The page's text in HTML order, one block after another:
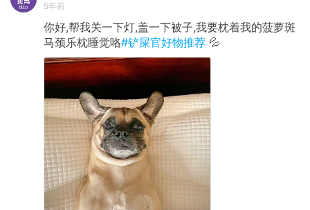
5年前
你好,帮我关一下灯,盖一下被子,我要枕着我的菠萝斑
马颈乐枕睡觉咯#铲屎官好物推荐 💦